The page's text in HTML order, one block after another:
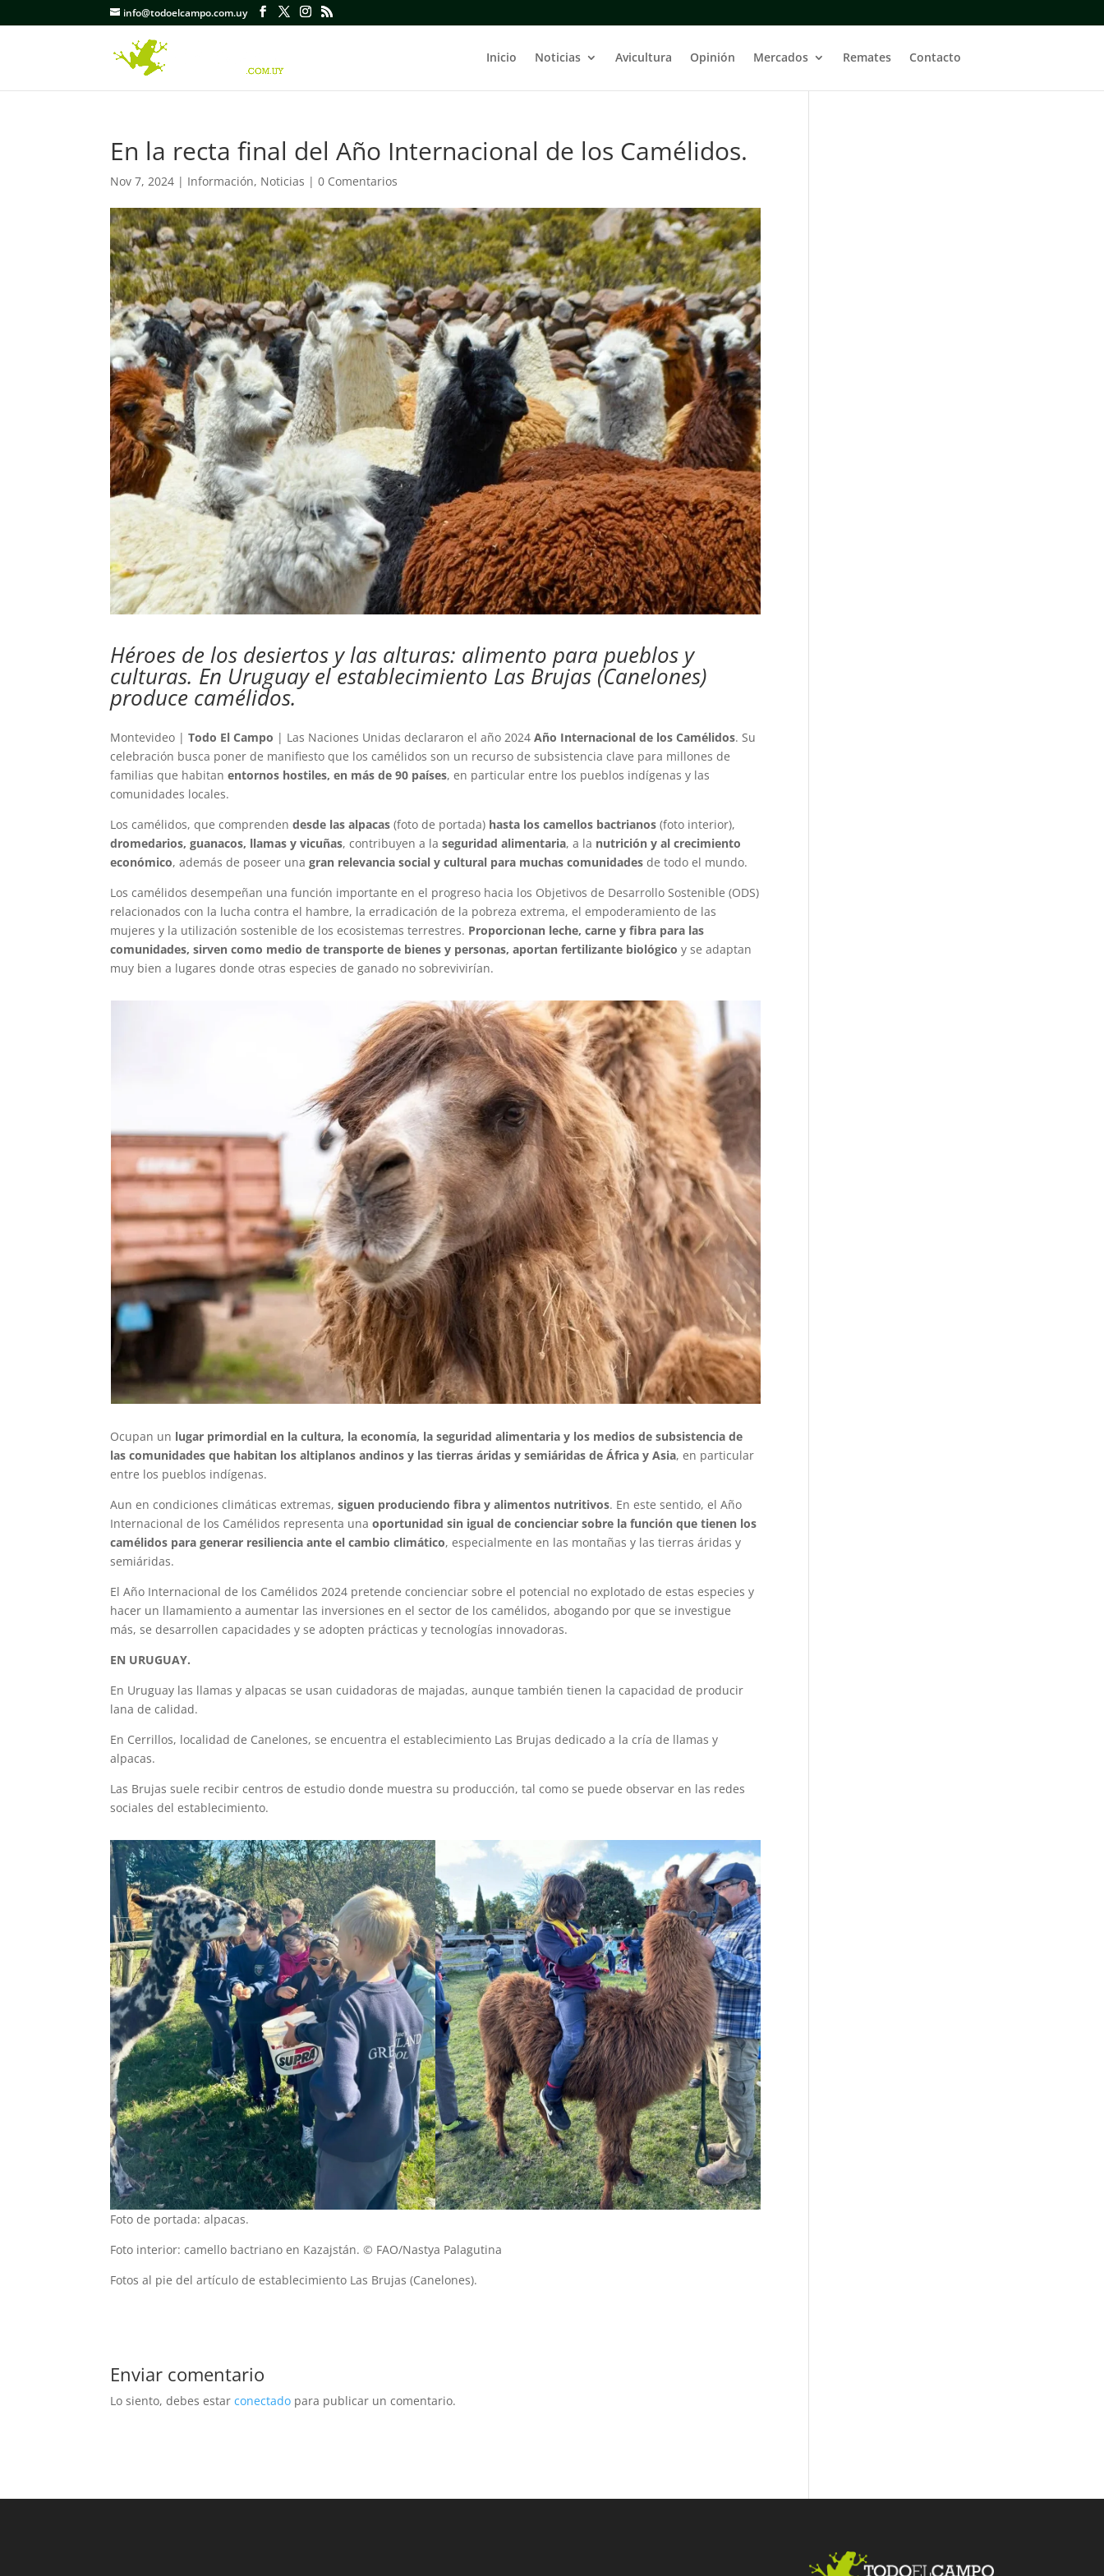
info@todoelcampo.com.uy
Inicio Noticias Avicultura Opinión Mercados Remates Contacto
En la recta final del Año Internacional de los Camélidos.
Nov 7, 2024 | Información, Noticias |0 Comentarios
Héroes de los desiertos y las alturas: alimento para pueblos y
culturas. En Uruguay el establecimiento Las Brujas (Canelones)
produce camélidos.
Montevideo |Todo El Campo | Las Naciones Unidas declararon el año 2024Año Internacional de los Camélidos. Su
celebración busca poner de manifiesto que los camélidos son un recurso de subsistencia clave para millones de
familias que habitanentornos hostiles, en más de 90 países, en particular entre los pueblos indígenas y las
comunidades locales.
Los camélidos, que comprendendesde las alpacas (foto de portada) hasta los camellos bactrianos(foto interior),
dromedarios, guanacos, llamas y vicuñas, contribuyen a laseguridad alimentaria, a la nutrición y al crecimiento
económico, además de poseer unagran relevancia social y cultural para muchas comunidades de todo el mundo.
Los camélidos desempeñan una función importante en el progreso hacia los Objetivos de Desarrollo Sostenible (ODS)
relacionados con la lucha contra el hambre, la erradicación de la pobreza extrema, el empoderamiento de las
mujeres y la utilización sostenible de los ecosistemas terrestres. Proporcionan leche, carne y fibra para las
comunidades, sirven como medio de transporte de bienes y personas, aportan fertilizante biológico y se adaptan
muy bien a lugares donde otras especies de ganado no sobrevivirían.
Ocupan un lugar primordial en la cultura, la economía, la seguridad alimentaria y los medios de subsistencia de
las comunidades que habitan los altiplanos andinos y las tierras áridas y semiáridas de África y Asia, en particular
entre los pueblos indígenas.
Aun en condiciones climáticas extremas,siguen produciendo fibra y alimentos nutritivos. En este sentido, el Año
Internacional de los Camélidos representa unaoportunidad sin igual de concienciar sobre la función que tienen los
camélidos para generar resiliencia ante el cambio climático, especialmente en las montañas y las tierras áridas y
semiáridas.
El Año Internacional de los Camélidos 2024 pretende concienciar sobre el potencial no explotado de estas especies y
hacer un llamamiento a aumentar las inversiones en el sector de los camélidos, abogando por que se investigue
más, se desarrollen capacidades y se adopten prácticas y tecnologías innovadoras.
EN URUGUAY.
En Uruguay las llamas y alpacas se usan cuidadoras de majadas, aunque también tienen la capacidad de producir
lana de calidad.
En Cerrillos, localidad de Canelones, se encuentra el establecimiento Las Brujas dedicado a la cría de llamas y
alpacas.
Las Brujas suele recibir centros de estudio donde muestra su producción, tal como se puede observar en las redes
sociales del establecimiento.
Foto de portada: alpacas.
Foto interior: camello bactriano en Kazajstán. © FAO/Nastya Palagutina
Fotos al pie del artículo de establecimiento Las Brujas (Canelones).
Enviar comentario
Lo siento, debes estarconectado para publicar un comentario.
Fac Twit